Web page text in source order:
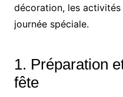
décoration, les
journée spéciale.
1. Préparation
fête